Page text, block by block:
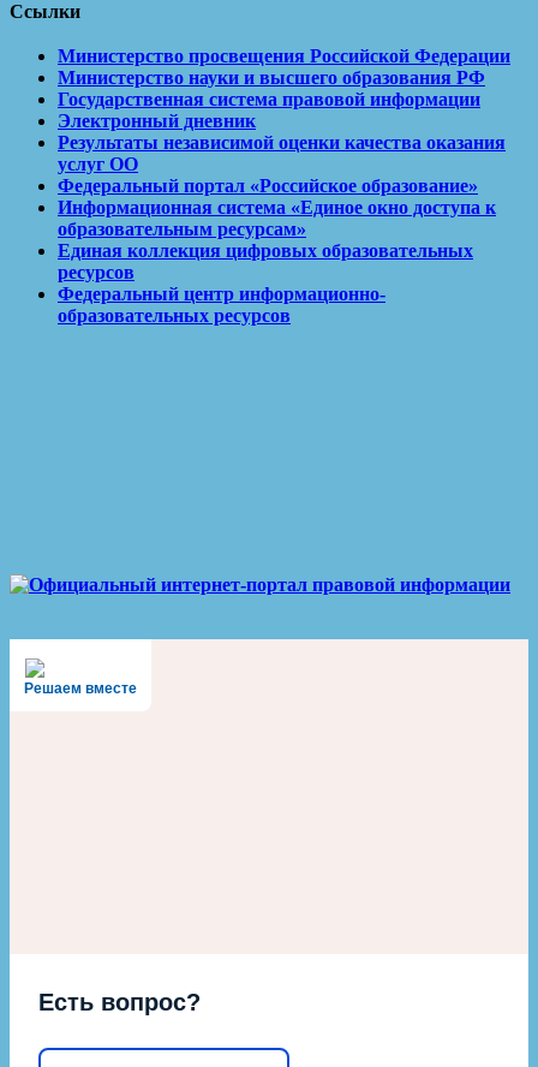
Ссылки
Министерство просвещения Российской Федерации
Министерство науки и высшего образования РФ
Государственная система правовой информации
Электронный дневник
Результаты независимой оценки качества оказания
услуг ОО
Федеральный портал «Российское образование»
Информационная система «Единое окно доступа к
образовательным ресурсам»
Единая коллекция цифровых образовательных
ресурсов
Федеральный центр информационно-
образовательных ресурсов
Решаем вместе
Есть вопрос?